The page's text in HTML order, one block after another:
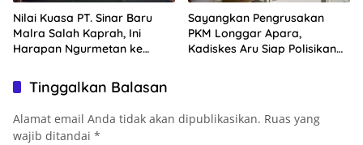
Nilai Kuasa PT. Sinar Baru
Malra Salah Kaprah, Ini
Harapan Ngurmetan ke
Sayangkan Pengrusakan
PKM Longgar Apara,
Kadiskes Aru Siap Polisikan
Tinggalkan Balasan
Alamat email Anda tidak akan dipublikasikan. Ruas yang
wajib ditandai *